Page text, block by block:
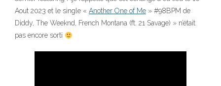
Aout 2023 et le single « Another One of Me » #98BPM de
Diddy, The Weeknd, French Montana (ft. 21 Savage) » n’était
pas encore sorti